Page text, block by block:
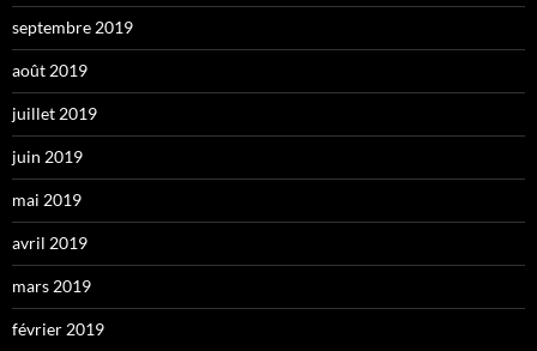
septembre 2019
août 2019
juillet 2019
juin 2019
mai 2019
avril 2019
mars 2019
février 2019